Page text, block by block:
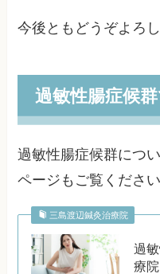
今後ともどうぞよろ
過敏性腸症候
過敏性腸症候群につ
ページもご覧ください
三島渡辺鍼灸治療院
過
療院